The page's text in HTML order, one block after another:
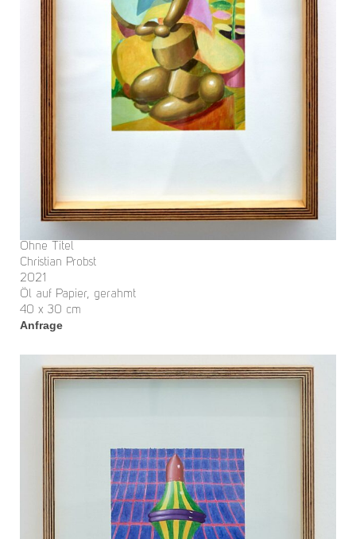
Ohne Titel
Christian Probst
2021
Öl auf Papier, gerahmt
40 x 30 cm
Anfrage